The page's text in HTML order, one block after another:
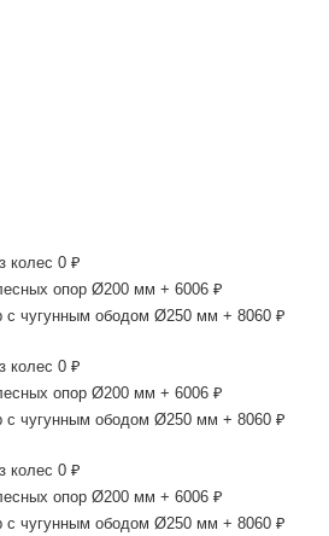
колес 0 ₽
опор Ø200 мм + 6006 ₽
с чугунным ободом Ø250 мм + 8060 ₽
колес 0 ₽
опор Ø200 мм + 6006 ₽
с чугунным ободом Ø250 мм + 8060 ₽
колес 0 ₽
опор Ø200 мм + 6006 ₽
с чугунным ободом Ø250 мм + 8060 ₽